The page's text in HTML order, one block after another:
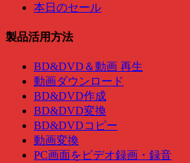
本日のセール
製品活用方法
BD&DVD＆動画 再生
動画ダウンロード
BD&DVD作成
BD&DVD変換
BD&DVDコピー
動画変換
PC画面をビデオ録画・録音